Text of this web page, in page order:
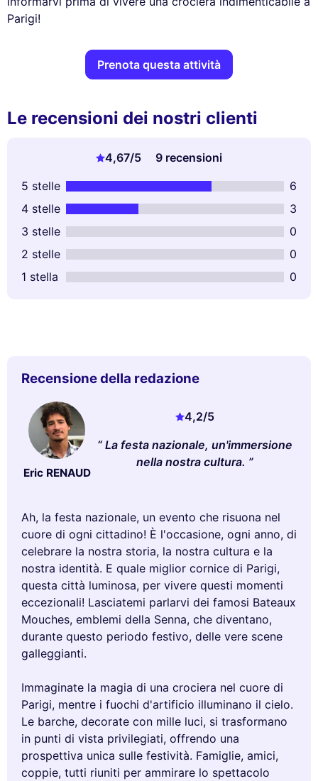
Parigi!
Prenota questa attività
Le recensioni dei nostri clienti
4,67/5
9 recensioni
5 stelle
6
4 stelle
3
3 stelle
0
2 stelle
0
1 stella
0
Recensione della redazione
Eric RENAUD
4,2/5
La festa nazionale, un'immersione
nella nostra cultura.
Ah, la festa nazionale, un evento che risuona nel
cuore di ogni cittadino! È l'occasione, ogni anno, di
celebrare la nostra storia, la nostra cultura e la
nostra identità. E quale miglior cornice di Parigi,
questa città luminosa, per vivere questi momenti
eccezionali! Lasciatemi parlarvi dei famosi Bateaux
Mouches, emblemi della Senna, che diventano,
durante questo periodo festivo, delle vere scene
galleggianti.
Immaginate la magia di una crociera nel cuore di
Parigi, mentre i fuochi d'artificio illuminano il cielo.
Le barche, decorate con mille luci, si trasformano
in punti di vista privilegiati, offrendo una
prospettiva unica sulle festività. Famiglie, amici,
coppie, tutti riuniti per ammirare lo spettacolo